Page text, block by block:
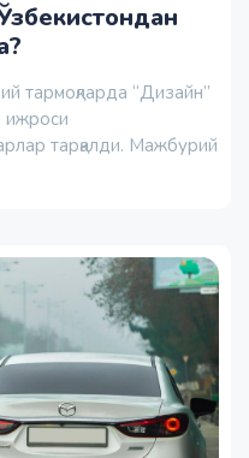
тармоқларда “Дизайн”
ижроси
тарқалди. Мажбурий